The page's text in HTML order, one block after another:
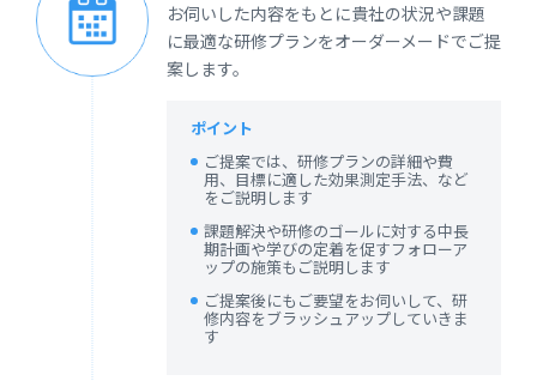
お伺いした内容をもとに貴社の状況や課題
に最適な研修プランをオーダーメードでご提
案します。
ポイント
ご提案では、研修プランの詳細や費
用、目標に適した効果測定手法、など
をご説明します
課題解決や研修のゴールに対する中長
期計画や学びの定着を促すフォローア
ップの施策もご説明します
ご提案後にもご要望をお伺いして、研
修内容をブラッシュアップしていきま
す